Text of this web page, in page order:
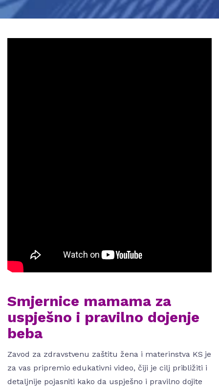
Smjernice mamama za
uspješno i pravilno dojenje
beba
Zavod za zdravstvenu zaštitu žena i materinstva KS je
za vas pripremio edukativni video, čiji je cilj približiti i
detaljnije pojasniti kako da uspješno i pravilno dojite